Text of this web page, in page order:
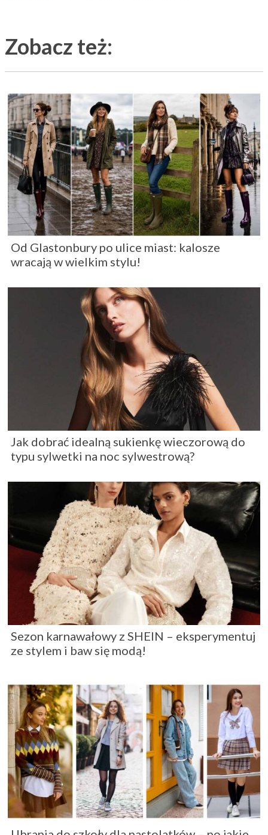
Zobacz też:
Od Glastonbury po ulice miast: kalosze
wracają w wielkim stylu!
Jak dobrać idealną sukienkę wieczorową do
typu sylwetki na noc sylwestrową?
Sezon karnawałowy z SHEIN – eksperymentuj
ze stylem i baw się modą!